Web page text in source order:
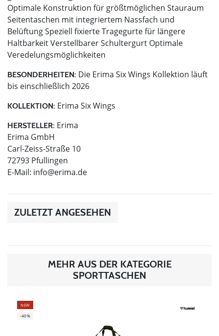
Optimale Konstruktion für größtmöglichen Stauraum
Seitentaschen mit integriertem Nassfach und
Belüftung Speziell fixierte Tragegurte für längere
Haltbarkeit Verstellbarer Schultergurt Optimale
Veredelungsmöglichkeiten
BESONDERHEITEN: Die Erima Six Wings Kollektion läuft
bis einschließlich 2026
KOLLEKTION: Erima Six Wings
HERSTELLER: Erima
Erima GmbH
Carl-Zeiss-Straße 10
72793 Pfullingen
E-Mail: info@erima.de
ZULETZT ANGESEHEN
MEHR AUS DER KATEGORIE
SPORTTASCHEN
NEW
-40%